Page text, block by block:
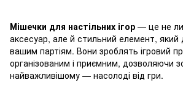
Мішечки для настільних ігор — це не
аксесуар, але й стильний елемент, який
вашим партіям. Вони зроблять ігровий
організованим і приємним, дозволяючи
найважливішому — насолоді від гри.